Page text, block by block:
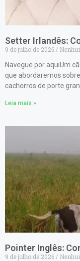
Setter Irlandês:
9 de julho de 2026
Navegue por aquiUm
que abordaremos
cachorros de porte
Leia mais »
Pointer Inglês:
9 de julho de 2026